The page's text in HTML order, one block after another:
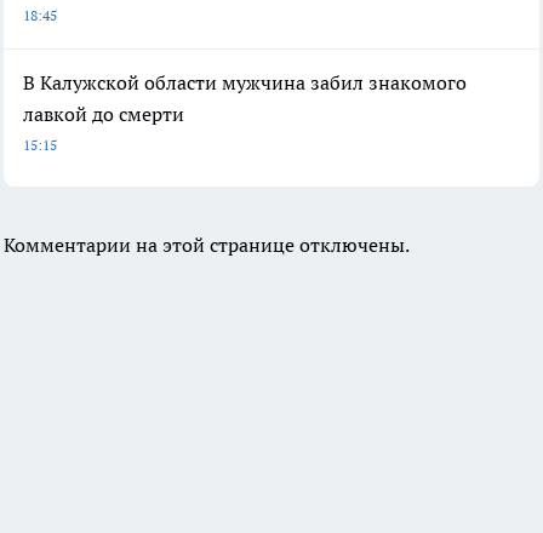
18:45
В Калужской области мужчина забил знакомого
лавкой до смерти
15:15
Комментарии на этой странице отключены.